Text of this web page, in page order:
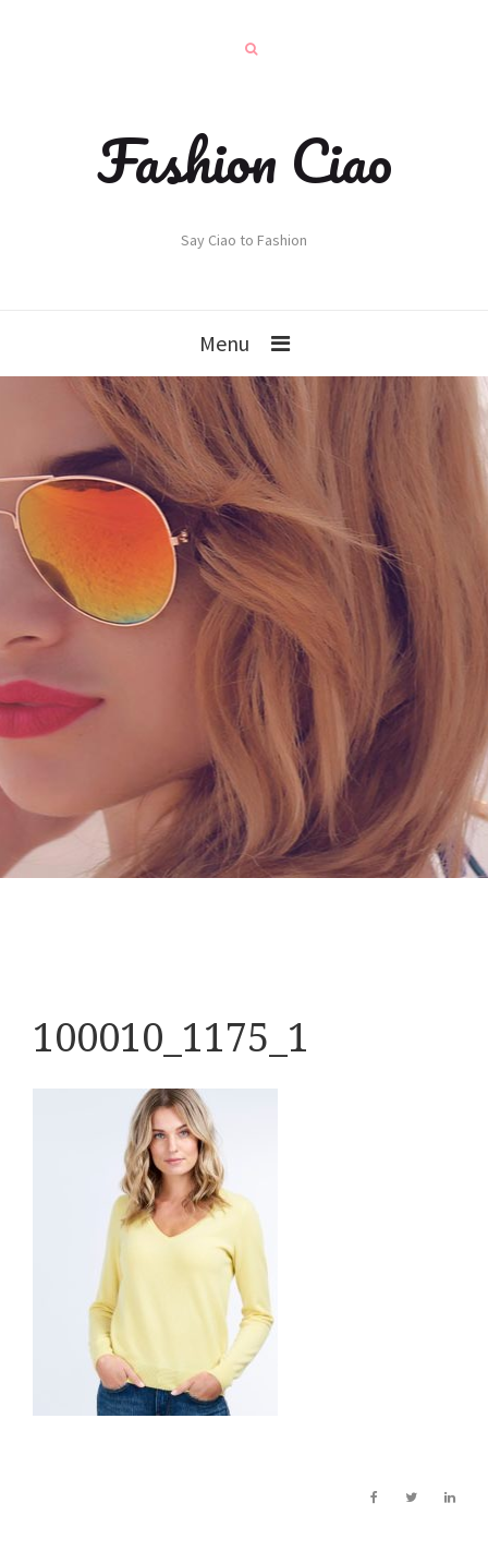
Fashion Ciao
Say Ciao to Fashion
Menu
100010_1175_1